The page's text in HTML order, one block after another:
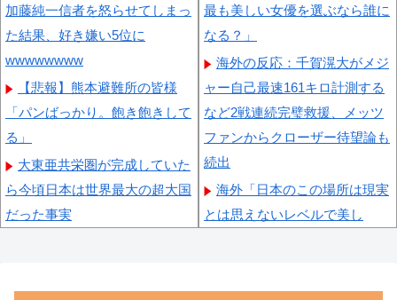
加藤純一信者を怒らせてしまっ
た結果、好き嫌い5位に
wwwwwwww
【悲報】熊本避難所の皆様
「パンばっかり。飽き飽きして
る」
大東亜共栄圏が完成していた
ら今頃日本は世界最大の超大国
だった事実
勧められた推し活民が反発、保
最も美しい女優を選ぶなら誰に
なる？」
海外の反応：千賀滉大がメジ
ャー自己最速161キロ計測する
など2戦連続完璧救援、メッツ
ファンからクローザー待望論も
続出
海外「日本のこの場所は現実
とは思えないレベルで美し
応】